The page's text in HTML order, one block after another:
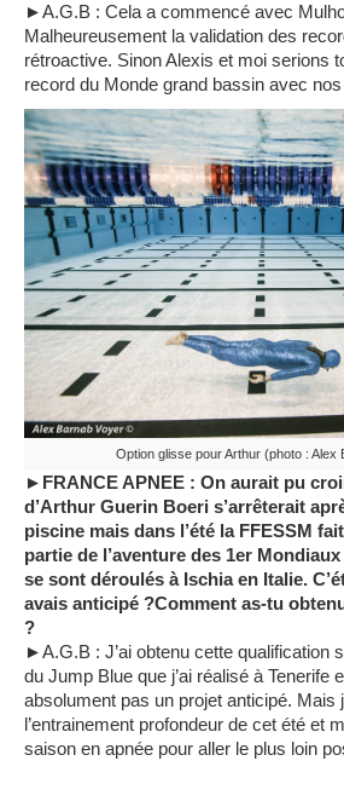
►A.G.B : Cela a commencé avec
Malheureusement la validation des
rétroactive. Sinon Alexis et moi serions
record du Monde grand bassin avec
Option glisse pour Arthur (photo : Alex
►FRANCE APNEE : On aurait pu
d’Arthur Guerin Boeri s’arrêterait
piscine mais dans l’été la FFESSM
partie de l’aventure des 1er
se sont déroulés à Ischia en Italie.
avais anticipé ?Comment as-tu
?
►A.G.B : J’ai obtenu cette qualification
du Jump Blue que j’ai réalisé à Tenerife
absolument pas un projet anticipé. Mais
l’entrainement profondeur de cet été et
saison en apnée pour aller le plus loin